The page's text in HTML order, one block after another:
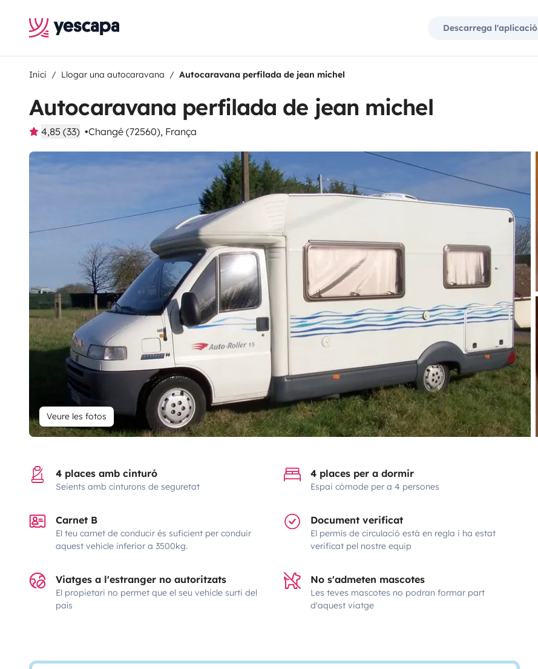
Descarrega l'aplicació
Inici Llogar una autocaravana Autocaravana perfilada de jean michel
Autocaravana perfilada de jean michel
4,85 (33) Changé (72560), França
Veure les fotos
4 places amb cinturó
Seients amb cinturons de seguretat
4 places per a dormir
Espai còmode per a 4 persones
Carnet B
El teu carnet de conducir és suficient per conduir
aquest vehicle inferior a 3500kg.
Document verificat
El permís de circulació està en regla i ha estat
verificat pel nostre equip
Viatges a l'estranger no autoritzats
El propietari no permet que el seu vehicle surti del
país
No s'admeten mascotes
Les teves mascotes no podran formar part
d'aquest viatge